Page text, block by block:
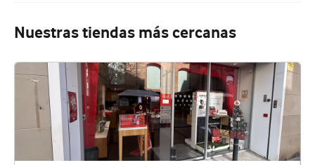
Nuestras tiendas más cercanas